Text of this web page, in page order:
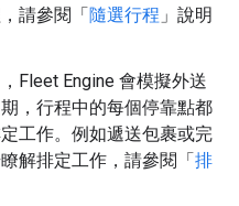
請參閱「隨選行程 」說明
Fleet Engine 會模擬外送
，行程中的每個停靠點都
工作。例如遞送包裹或完
解排定工作，請參閱「排